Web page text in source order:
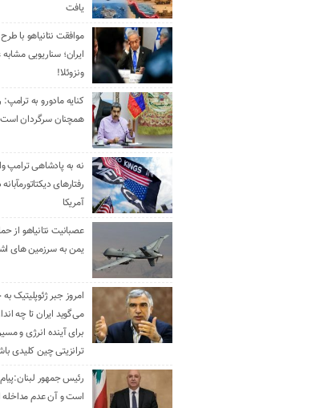
یافت
موافقت نتانیاهو با
ایران؛ سناریویی
ونزوئلا!
کنایه مادورو به ترامپ:
همچنان سرگردان است
نه به پادشاهی ترامپ
رفتارهای
آمریکا
عصبانیت نتانیاهو از
یمن به سرزمین های
امروز جبر ژئوپلیتیک
می‌گوید ایران تا چه
برای آینده انرژی و
ترانزیتی چین کلیدی
رئیس جمهور
است و آن عدم مداخله